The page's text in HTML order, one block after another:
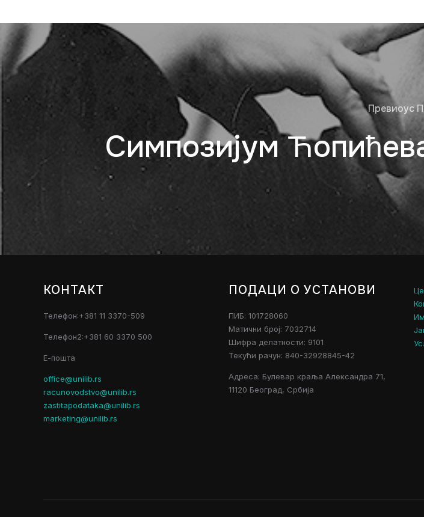
Превиоус
Симпозијум
КОНТАКТ
Телефон:+381 11 3370-509
Телефон2:+381 60 3370 500
Е-пошта
office@unilib.rs
racunovodstvo@unilib.rs
zastitapodataka@unilib.rs
marketing@unilib.rs
ПОДАЦИ О УСТАНОВИ
ПИБ: 101728060
Матични број: 7032714
Шифра делатности: 9101
Текући рачун: 840-32928845-42
Адреса: Булевар краља Александра 71,
11120 Београд, Србија